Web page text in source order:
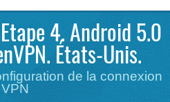
4. Android 5.0
États-Unis.
de la connexion
VPN